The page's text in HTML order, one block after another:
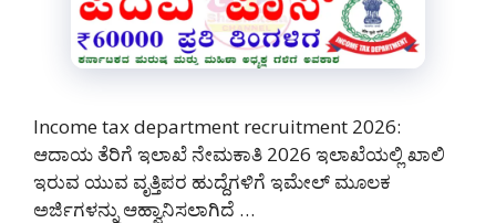
Income tax department recruitment 2026:
ಆದಾಯ ತೆರಿಗೆ ಇಲಾಖೆ ನೇಮಕಾತಿ 2026 ಇಲಾಖೆಯಲ್ಲಿ ಖಾಲಿ
ಇರುವ ಯುವ ವೃತ್ತಿಪರ ಹುದ್ದೆಗಳಿಗೆ ಇಮೇಲ್ ಮೂಲಕ
ಅರ್ಜಿಗಳನ್ನು ಆಹ್ವಾನಿಸಲಾಗಿದೆ …